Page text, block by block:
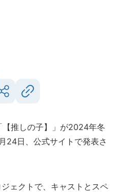
推しの子】」が2024年冬
24日、公式サイトで発表さ
ェクトで、キャストとスペ